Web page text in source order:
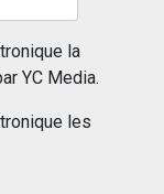
la
YC Media.
les